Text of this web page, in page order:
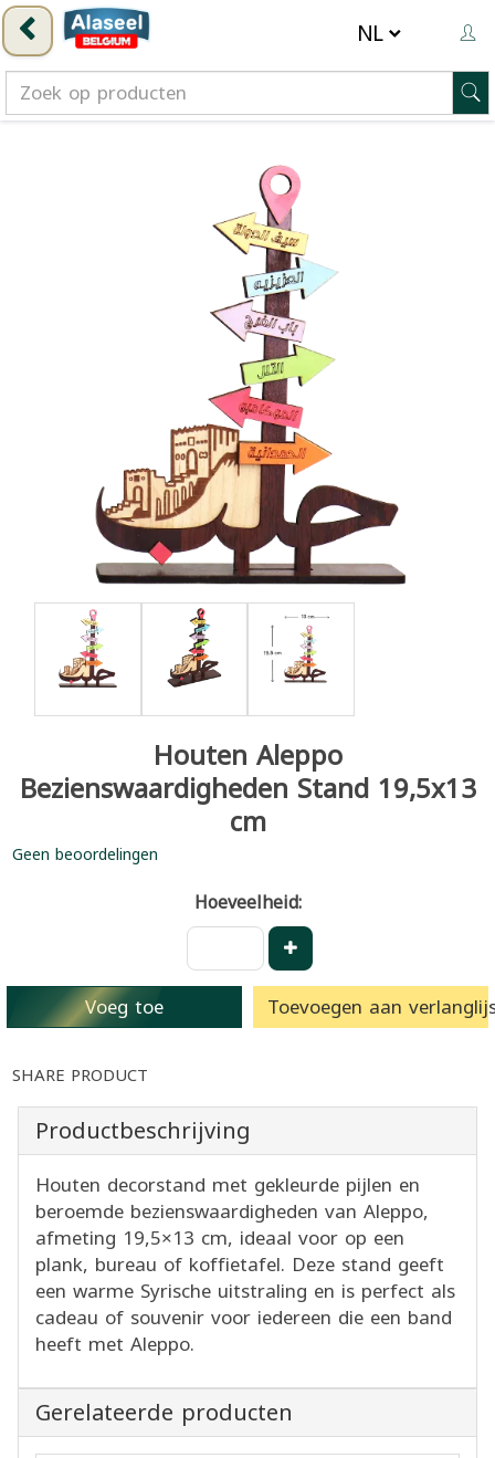
Houten Aleppo
Bezienswaardigheden Stand 19,5x13
cm
Geen beoordelingen
Hoeveelheid:
Voeg toe Toevoegen aan
SHARE PRODUCT
Productbeschrijving
Houten decorstand met gekleurde pijlen en
beroemde bezienswaardigheden van Aleppo,
afmeting 19,5×13 cm, ideaal voor op een
plank, bureau of koffietafel. Deze stand geeft
een warme Syrische uitstraling en is perfect als
cadeau of souvenir voor iedereen die een band
heeft met Aleppo.
Gerelateerde producten